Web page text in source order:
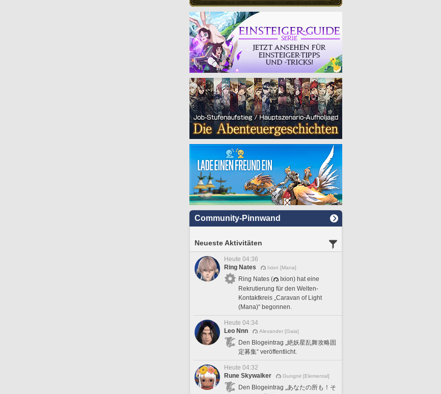
Community-Pinnwand
Neueste Aktivitäten
Heute 04:36
Ring Nates
Ixion [Mana]
Ring Nates (
Ixion) hat eine
Rekrutierung für den Welten-
Kontaktkreis „Caravan of Light
(Mana)“ begonnen.
Heute 04:34
Leo Nnn
Alexander [Gaia]
Den Blogeintrag „絶妖星乱舞攻略固
定募集“ veröffentlicht.
Heute 04:32
Rune Skywalker
Gungnir [Elemental]
Den Blogeintrag „あなたの所も！そ